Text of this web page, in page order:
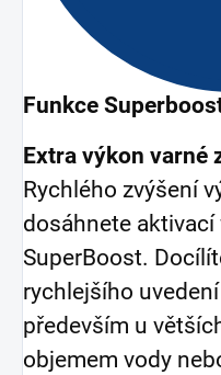
Funkce
Extra výkon varné
Rychlého zvýšení
dosáhnete
SuperBoost.
rychlejšího
především u
objemem vody